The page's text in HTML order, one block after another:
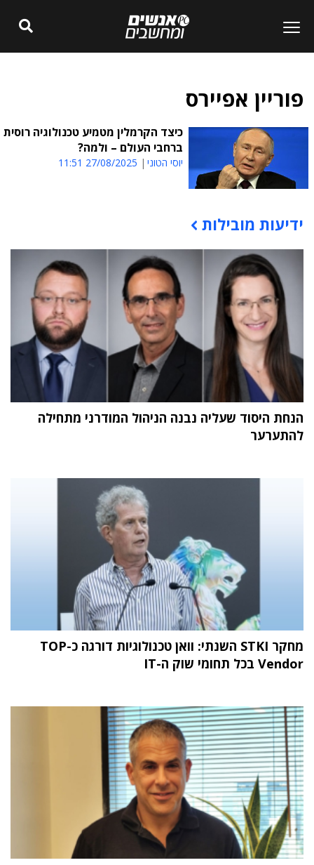
פוריין אפיירס
כיצד הקרמלין מטמיע טכנולוגיה רוסית
ברחבי העולם – ולמה?
יוסי הטוני 27/08/2025 11:51
תוכן פרסומי
ידיעות מובילות
הנחת היסוד שעליה נבנה הניהול המודרני מתחילה
להתערער
מחקר STKI השנתי: וואן טכנולוגיות דורגה כ-TOP
Vendor בכל תחומי שוק ה-IT